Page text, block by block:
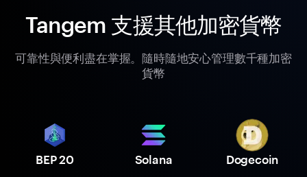
Tangem 支援其他加密貨幣
可靠性與便利盡在掌握。隨時隨地安心管理數千種加密
貨幣
BEP 20 Solana Dogecoin